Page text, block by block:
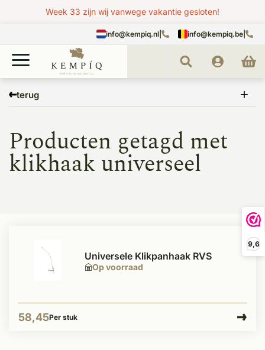
9,6
Week 33 zijn wij vanwege vakantie gesloten!
info@kempiq.nl info@kempiq.be
terug
klikhaak universeel
Producten getagd met
klikhaak universeel
Op voorraad
Universele Klikpanhaak RVS
58,45Per stuk